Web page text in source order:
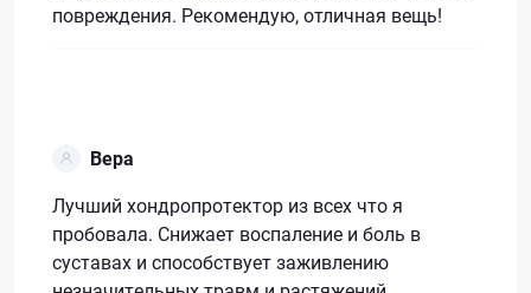
повреждения. Рекомендую, отличная вещь!
Вера
Лучший хондропротектор из всех что я
пробовала. Снижает воспаление и боль в
суставах и способствует заживлению